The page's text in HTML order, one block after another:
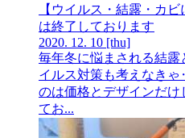
【ウイルス・結露・カ
は終了しております
2020. 12. 10 [thu]
毎年冬に悩まされる結露
イルス対策も考えなき
のは価格とデザインだけ
てお...